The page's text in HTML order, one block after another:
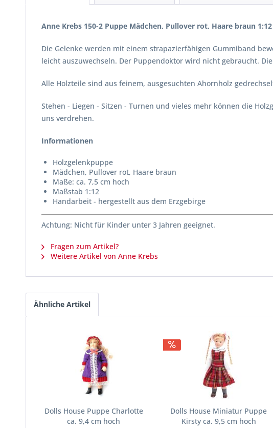
Anne Krebs 150-2 Puppe Mädchen, Pullover rot, Haare braun
Die Gelenke werden mit einem strapazierfähigen Gummiband
leicht auszuwechseln. Der Puppendoktor wird nicht gebraucht.
Alle Holzteile sind aus feinem, ausgesuchten Ahornholz
Stehen - Liegen - Sitzen - Turnen und vieles mehr können die
uns verdrehen.
Informationen
Holzgelenkpuppe
Mädchen, Pullover rot, Haare braun
Maße: ca. 7,5 cm hoch
Maßstab 1:12
Handarbeit - hergestellt aus dem Erzgebirge
Achtung: Nicht für Kinder unter 3 Jahren geeignet.
Fragen zum Artikel?
Weitere Artikel von Anne Krebs
Ähnliche Artikel
Dolls House Puppe Charlotte
ca. 9,4 cm hoch
Dolls House Miniatur Puppe
Kirsty ca. 9,5 cm hoch